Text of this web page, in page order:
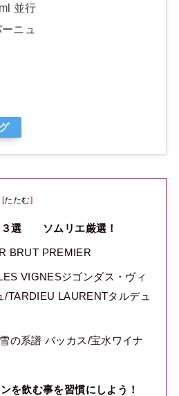
並行
ニュ
[たたむ]
３選 ソムリエ厳選！
BRUT PREMIER
VIGNESジゴンダス・ヴィ
/TARDIEU LAURENTタルデュ
の系譜 バッカス/宝水ワイナ
を飲む事を習慣にしよう！